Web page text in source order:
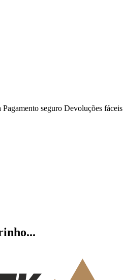
Pagamento seguro Devoluções fáceis